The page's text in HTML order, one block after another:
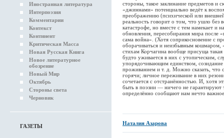
Иностранная литература
Интерпоэзия
Комментарии
Контекст
Континент
Критическая Масса
Новая Русская Книга
Новое литературное
обозрение
Новый Мир
Октябрь
Стороны света
Черновик
ГАЗЕТЫ
стороны, такое заклинание предметов и
«джиннами» потенциально ведёт к
преображению (психической или
реальность говорит о том, что ушло без
катастрофе, но вместе с тем намекает и
обновления, пересобирания мира после
сама война». (Хотя соприкосновение с
оборачиваться и неизбывным кошмаром,
стихам Корчагина вообще присуща такая
будто уживается в них с утопическим,
упорядочивающим единством,
проживанием и т. д. Можно сказать, что
горячи; личное переживание в них
сочетается с отстранённостью. И, хотя
быть в поэзии — ничего не гарантируют
определённо сообщают нам нечто
Наталия Азарова